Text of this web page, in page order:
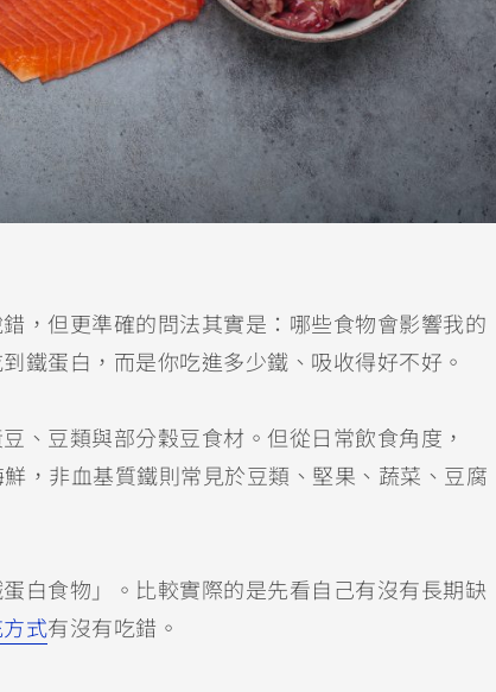
，但更準確的問法其實是：哪些食物會影響我的
鐵蛋白，而是你吃進多少鐵、吸收得好不好。
、豆類與部分穀豆食材。但從日常飲食角度，
，非血基質鐵則常見於豆類、堅果、蔬菜、豆腐
白食物」。比較實際的是先看自己有沒有長期缺
式有沒有吃錯。